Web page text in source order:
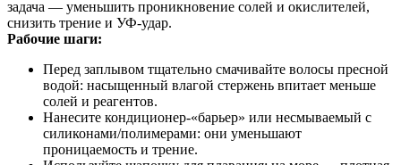
задача — уменьшить проникновение солей и окислителей,
снизить трение и УФ‑удар.
Рабочие шаги:
Перед заплывом тщательно смачивайте волосы пресной
водой: насыщенный влагой стержень впитает меньше
солей и реагентов.
Нанесите кондиционер-«барьер» или несмываемый с
силиконами/полимерами: они уменьшают
проницаемость и трение.